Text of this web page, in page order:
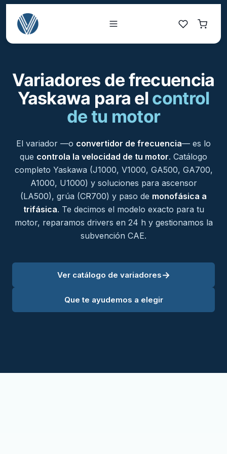
Variadores de frecuencia
Yaskawa para elcontrol
de tu motor
El variador —o convertidor de frecuencia— es lo
que controla la velocidad de tu motor. Catálogo
completo Yaskawa (J1000, V1000, GA500, GA700,
A1000, U1000) y soluciones para ascensor
(LA500), grúa (CR700) y paso de monofásica a
trifásica. Te decimos el modelo exacto para tu
motor, reparamos drivers en 24 h y gestionamos la
subvención CAE.
Ver catálogo de variadores→
Que te ayudemos a elegir